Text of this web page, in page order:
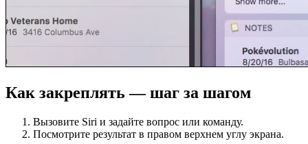
Как закреплять — шаг за шагом
Вызовите Siri и задайте вопрос или команду.
Посмотрите результат в правом верхнем углу экрана.